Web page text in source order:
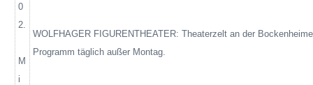
0
2.
M
i
WOLFHAGER FIGURENTHEATER: Theaterzelt an der
Programm täglich außer Montag.